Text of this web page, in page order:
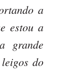
a
estou a
grande
do